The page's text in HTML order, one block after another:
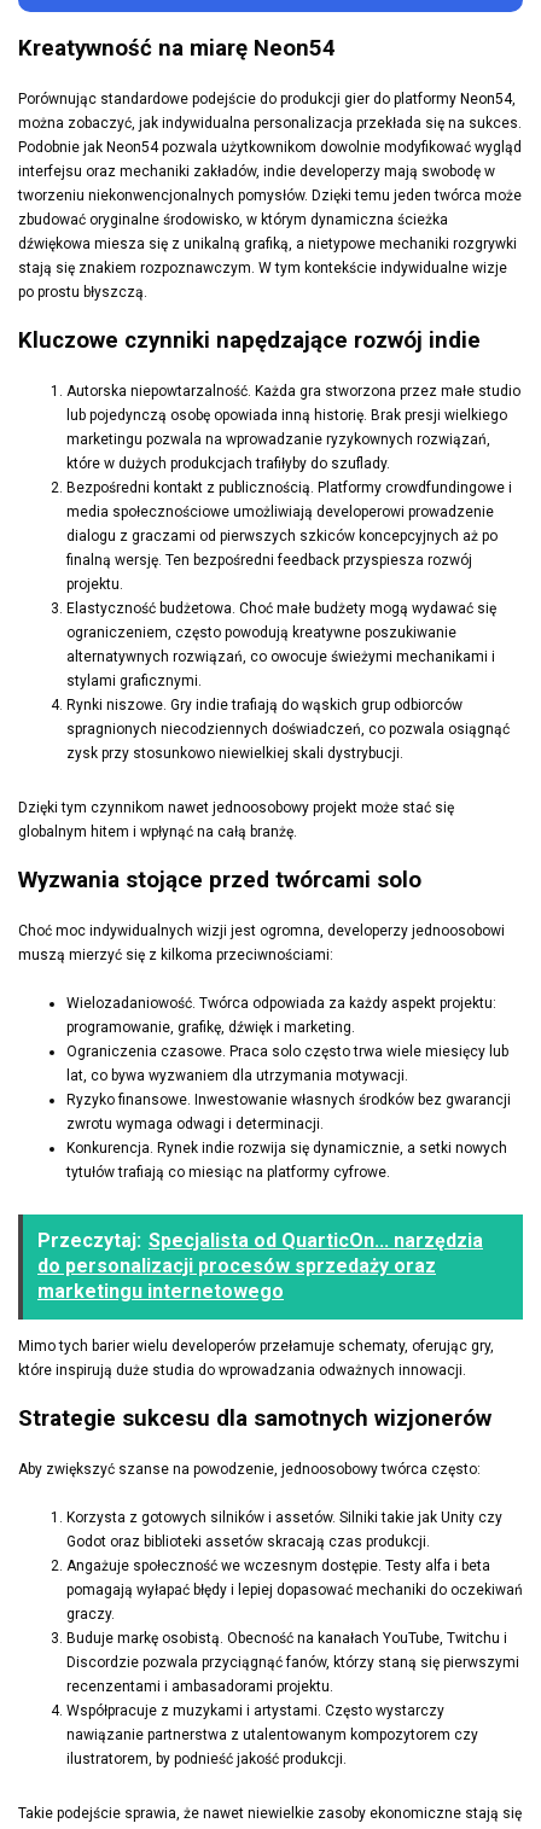
Kreatywność na miarę Neon54
Porównując standardowe podejście do produkcji gier do platformy Neon54,
można zobaczyć, jak indywidualna personalizacja przekłada się na sukces.
Podobnie jak Neon54 pozwala użytkownikom dowolnie modyfikować wygląd
interfejsu oraz mechaniki zakładów, indie developerzy mają swobodę w
tworzeniu niekonwencjonalnych pomysłów. Dzięki temu jeden twórca może
zbudować oryginalne środowisko, w którym dynamiczna ścieżka
dźwiękowa miesza się z unikalną grafiką, a nietypowe mechaniki rozgrywki
stają się znakiem rozpoznawczym. W tym kontekście indywidualne wizje
po prostu błyszczą.
Kluczowe czynniki napędzające rozwój indie
Autorska niepowtarzalność. Każda gra stworzona przez małe studio
lub pojedynczą osobę opowiada inną historię. Brak presji wielkiego
marketingu pozwala na wprowadzanie ryzykownych rozwiązań,
które w dużych produkcjach trafiłyby do szuflady.
Bezpośredni kontakt z publicznością. Platformy crowdfundingowe i
media społecznościowe umożliwiają developerowi prowadzenie
dialogu z graczami od pierwszych szkiców koncepcyjnych aż po
finalną wersję. Ten bezpośredni feedback przyspiesza rozwój
projektu.
Elastyczność budżetowa. Choć małe budżety mogą wydawać się
ograniczeniem, często powodują kreatywne poszukiwanie
alternatywnych rozwiązań, co owocuje świeżymi mechanikami i
stylami graficznymi.
Rynki niszowe. Gry indie trafiają do wąskich grup odbiorców
spragnionych niecodziennych doświadczeń, co pozwala osiągnąć
zysk przy stosunkowo niewielkiej skali dystrybucji.
Dzięki tym czynnikom nawet jednoosobowy projekt może stać się
globalnym hitem i wpłynąć na całą branżę.
Wyzwania stojące przed twórcami solo
Choć moc indywidualnych wizji jest ogromna, developerzy jednoosobowi
muszą mierzyć się z kilkoma przeciwnościami:
Wielozadaniowość. Twórca odpowiada za każdy aspekt projektu:
programowanie, grafikę, dźwięk i marketing.
Ograniczenia czasowe. Praca solo często trwa wiele miesięcy lub
lat, co bywa wyzwaniem dla utrzymania motywacji.
Ryzyko finansowe. Inwestowanie własnych środków bez gwarancji
zwrotu wymaga odwagi i determinacji.
Konkurencja. Rynek indie rozwija się dynamicznie, a setki nowych
tytułów trafiają co miesiąc na platformy cyfrowe.
Przeczytaj: Specjalista od QuarticOn... narzędzia
do personalizacji procesów sprzedaży oraz
marketingu internetowego
Mimo tych barier wielu developerów przełamuje schematy, oferując gry,
które inspirują duże studia do wprowadzania odważnych innowacji.
Strategie sukcesu dla samotnych wizjonerów
Aby zwiększyć szanse na powodzenie, jednoosobowy twórca często:
Korzysta z gotowych silników i assetów. Silniki takie jak Unity czy
Godot oraz biblioteki assetów skracają czas produkcji.
Angażuje społeczność we wczesnym dostępie. Testy alfa i beta
pomagają wyłapać błędy i lepiej dopasować mechaniki do oczekiwań
graczy.
Buduje markę osobistą. Obecność na kanałach YouTube, Twitchu i
Discordzie pozwala przyciągnąć fanów, którzy staną się pierwszymi
recenzentami i ambasadorami projektu.
Współpracuje z muzykami i artystami. Często wystarczy
nawiązanie partnerstwa z utalentowanym kompozytorem czy
ilustratorem, by podnieść jakość produkcji.
Takie podejście sprawia, że nawet niewielkie zasoby ekonomiczne stają się